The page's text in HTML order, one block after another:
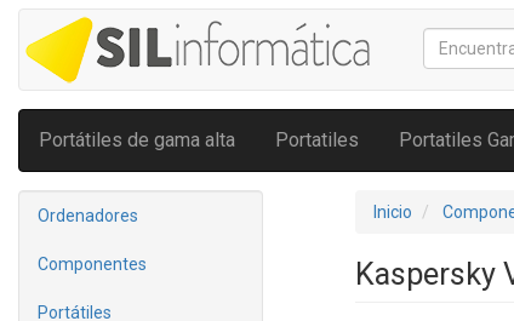
Portátiles de gama alta Portatiles Portatiles
Ordenadores
Componentes
Portátiles
Inicio
Kaspersky